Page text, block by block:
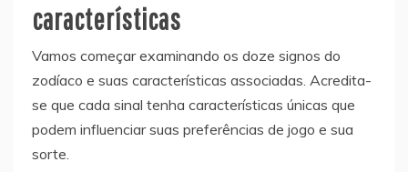
características
Vamos começar examinando os doze signos do
zodíaco e suas características associadas. Acredita-
se que cada sinal tenha características únicas que
podem influenciar suas preferências de jogo e sua
sorte.